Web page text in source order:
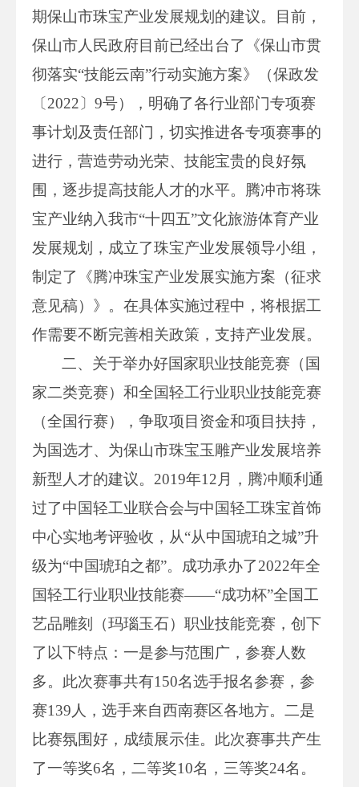
期保山市珠宝产业发展规划的建议。目前，
保山市人民政府目前已经出台了《保山市贯
彻落实“技能云南”行动实施方案》（保政发
〔2022〕9号），明确了各行业部门专项赛
事计划及责任部门，切实推进各专项赛事的
进行，营造劳动光荣、技能宝贵的良好氛
围，逐步提高技能人才的水平。腾冲市将珠
宝产业纳入我市“十四五”文化旅游体育产业
发展规划，成立了珠宝产业发展领导小组，
制定了《腾冲珠宝产业发展实施方案（征求
意见稿）》。在具体实施过程中，将根据工
作需要不断完善相关政策，支持产业发展。
二、关于举办好国家职业技能竞赛（国
家二类竞赛）和全国轻工行业职业技能竞赛
（全国行赛），争取项目资金和项目扶持，
为国选才、为保山市珠宝玉雕产业发展培养
新型人才的建议。2019年12月，腾冲顺利通
过了中国轻工业联合会与中国轻工珠宝首饰
中心实地考评验收，从“从中国琥珀之城”升
级为“中国琥珀之都”。成功承办了2022年全
国轻工行业职业技能赛——“成功杯”全国工
艺品雕刻（玛瑙玉石）职业技能竞赛，创下
了以下特点：一是参与范围广，参赛人数
多。此次赛事共有150名选手报名参赛，参
赛139人，选手来自西南赛区各地方。二是
比赛氛围好，成绩展示佳。此次赛事共产生
了一等奖6名，二等奖10名，三等奖24名。